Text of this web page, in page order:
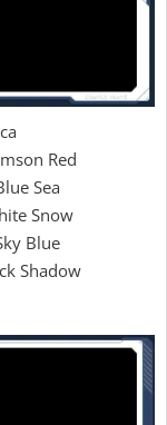
Red
Sea
Snow
Blue
Shadow